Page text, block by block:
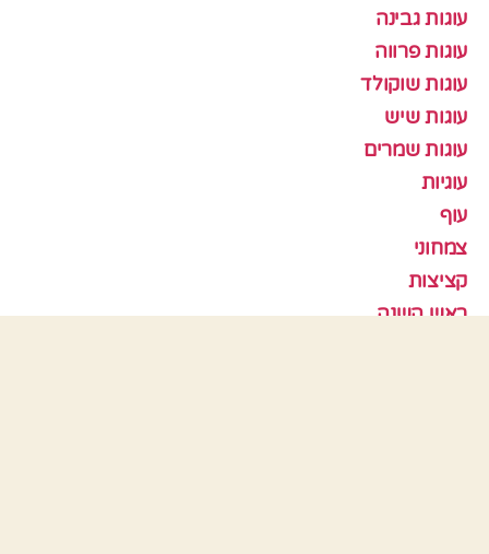
עוגות גבינה
עוגות פרווה
עוגות שוקולד
עוגות שיש
עוגות שמרים
עוגיות
עוף
צמחוני
קציצות
ראש השנה